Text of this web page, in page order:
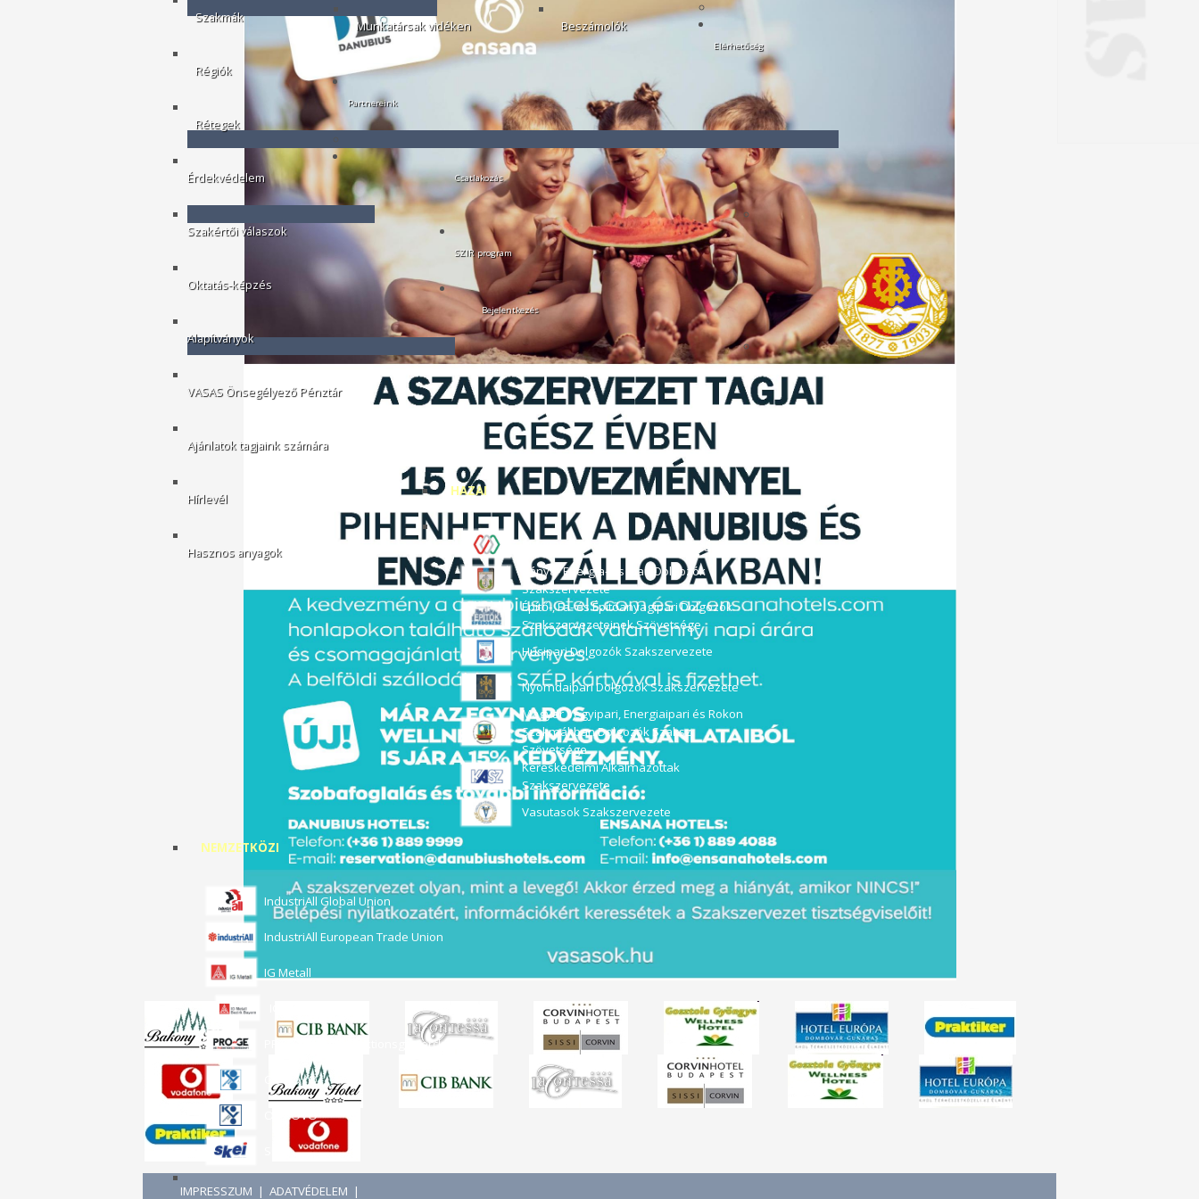
Szakmák
Régiók
Rétegek
Munkatársak vidéken Beszámolók
Érdekvédelem
Szakértői válaszok
Oktatás-képzés
Alapítványok
VASAS Önsegélyező Pénztár
Ajánlatok tagjaink számára
Hírlevél
Hasznos anyagok
Elérhetőség
Partnereink
HAZAI
Magyar Szakszervezeti Szövetség
Bánya- Energia- és Ipari Dolgozók
Szakszervezete
Építő-, Fa- és Építőanyagipari Dolgozók
Szakszervezeteinek Szövetsége
Húsipari Dolgozók Szakszervezete
Nyomdaipari Dolgozók Szakszervezete
Magyar Vegyipari, Energiaipari és Rokon
Szakmákban Dolgozók Szaksz.
Szövetsége
Kereskedelmi Alkalmazottak
Szakszervezete
Vasutasok Szakszervezete
NEMZETKÖZI
IndustriAll Global Union
IndustriAll European Trade Union
IG Metall
PRO-GE, die Produktionsgewerckschaft
OS KOVO
OZ KOVO
Csatlakozás
SZIR program
Bejelentkezés
IMPRESSZUM | ADATVÉDELEM |